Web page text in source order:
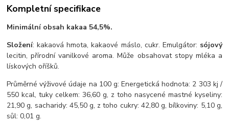
Kompletní specifikace
Minimální obsah kakaa 54,5%.
Složení: kakaová hmota, kakaové máslo, cukr. Emulgátor: sójový
lecitin, přírodní vanilkové aroma. Může obsahovat stopy mléka a
lískových oříšků.
Průměrné výživové údaje na 100 g: Energetická hodnota: 2 303 kj /
550 kcal, tuky celkem: 36,60 g, z toho nasycené mastné kyseliny:
21,90 g, sacharidy: 45,50 g, z toho cukry: 42,80 g, bílkoviny: 5,10 g,
sůl: 0,01 g.